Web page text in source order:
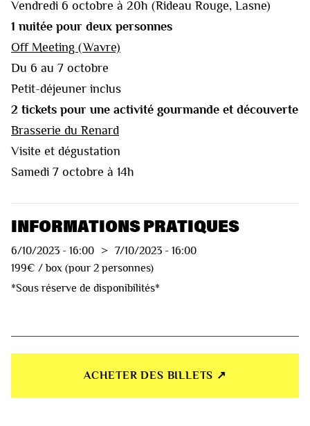
Vendredi 6 octobre à 20h (Rideau Rouge, Lasne)
1 nuitée pour deux personnes
Off Meeting (Wavre)
Du 6 au 7 octobre
Petit-déjeuner inclus
2 tickets pour une activité gourmande et découverte
Brasserie du Renard
Visite et dégustation
Samedi 7 octobre à 14h
INFORMATIONS PRATIQUES
6/10/2023 - 16:00 > 7/10/2023 - 16:00
199€ / box (pour 2 personnes)
*Sous réserve de disponibilités*
ACHETER DES BILLETS ↗︎